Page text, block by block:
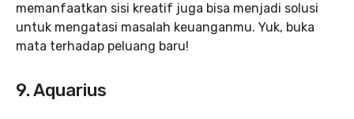
memanfaatkan sisi kreatif juga bisa menjadi solusi
untuk mengatasi masalah keuanganmu. Yuk, buka
mata terhadap peluang baru!
9. Aquarius